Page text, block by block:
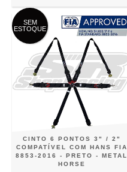
SEM
ESTOQUE
CINTO 6 PONTOS 3" / 2"
COMPATÍVEL COM HANS FIA
8853-2016 - PRETO - METAL
HORSE